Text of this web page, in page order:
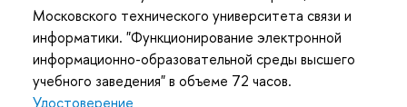
Московского технического университета связи и
информатики. "Функционирование электронной
информационно-образовательной среды высшего
учебного заведения" в объеме 72 часов.
Удостоверение